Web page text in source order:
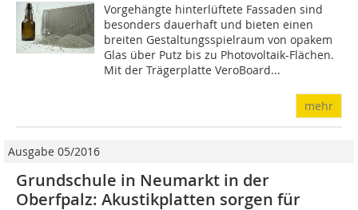
Vorgehängte hinterlüftete Fassaden sind
besonders dauerhaft und bieten einen
breiten Gestaltungsspielraum von opakem
Glas über Putz bis zu Photovoltaik-Flächen.
Mit der Trägerplatte VeroBoard...
mehr
Ausgabe 05/2016
Grundschule in Neumarkt in der
Oberfpalz: Akustikplatten sorgen für